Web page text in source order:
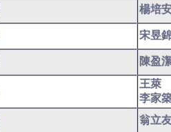
楊培
宋昱
陳盈
王萊
李家
翁立